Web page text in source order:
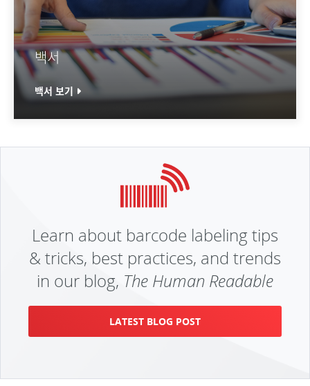
백서
백서 보기
Learn about barcode labeling tips
& tricks, best practices, and trends
in our blog, The Human Readable
LATEST BLOG POST